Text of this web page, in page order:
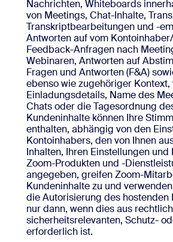
Nachrichten, Whiteboards
von Meetings, Chat-Inhalte,
Transkriptbearbeitungen und -
Antworten auf vom
Feedback-Anfragen nach
Webinaren, Antworten auf
Fragen und Antworten (F&A)
ebenso wie zugehöriger Kontext,
Einladungsdetails, Name des
Chats oder die Tagesordnung
Kundeninhalte können Ihre
enthalten, abhängig von den
Kontoinhabers, den von Ihnen
Inhalten, Ihren Einstellungen und
Zoom-Produkten und -
angegeben, greifen Zoom-
Kundeninhalte zu und
die Autorisierung des hostenden
nur dann, wenn dies aus
sicherheitsrelevanten, Schutz-
erforderlich ist.